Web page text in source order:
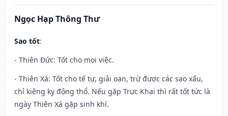
Ngọc Hạp Thông Thư
Sao tốt:
- Thiên Đức: Tốt cho mọi việc.
- Thiên Xá: Tốt cho tế tự, giải oan, trừ được các sao xấu,
chỉ kiêng kỵ động thổ. Nếu gặp Trực Khai thì rất tốt tức là
ngày Thiên Xá gặp sinh khí.